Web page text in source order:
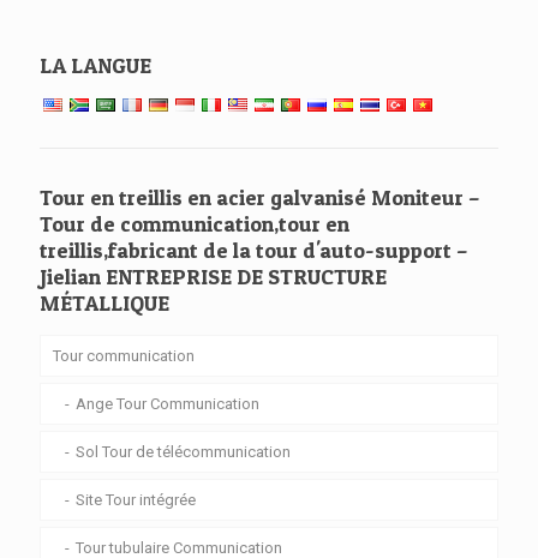
LA LANGUE
Tour en treillis en acier galvanisé Moniteur –
Tour de communication,tour en
treillis,fabricant de la tour d'auto-support –
Jielian ENTREPRISE DE STRUCTURE
MÉTALLIQUE
Tour communication
Ange Tour Communication
Sol Tour de télécommunication
Site Tour intégrée
Tour tubulaire Communication